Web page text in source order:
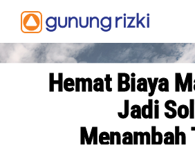
content
BERANDA
PENGHARGAAN
Hemat Biaya
Jadi
Menambah